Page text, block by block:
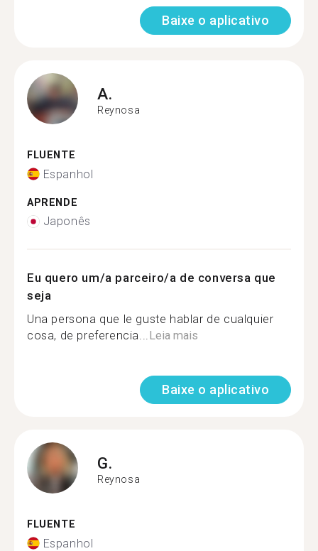
Baixe o aplicativo
A.
Reynosa
FLUENTE
Espanhol
APRENDE
Japonês
Eu quero um/a parceiro/a de conversa que
seja
Una persona que le guste hablar de cualquier
cosa, de preferencia...Leia mais
Baixe o aplicativo
G.
Reynosa
FLUENTE
Espanhol